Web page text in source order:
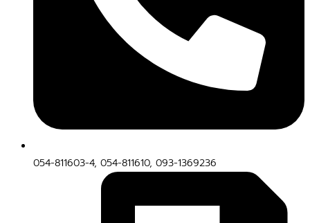
054-811603-4, 054-811610, 093-1369236